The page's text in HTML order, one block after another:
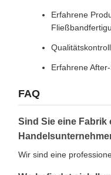
Erfahrene
Erfahrene
FAQ
Sind Sie eine Fabrik
Wir sind eine